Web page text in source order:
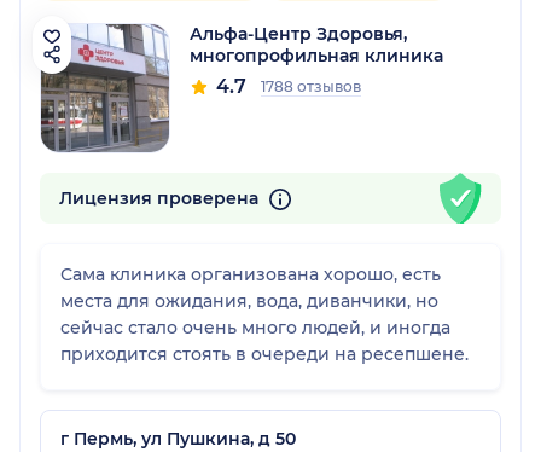
Альфа-Центр Здоровья,
многопрофильная клиника
4.7 1788 отзывов
Лицензия проверена
Сама клиника организована хорошо, есть
места для ожидания, вода, диванчики, но
сейчас стало очень много людей, и иногда
приходится стоять в очереди на ресепшене.
г Пермь, ул Пушкина, д 50